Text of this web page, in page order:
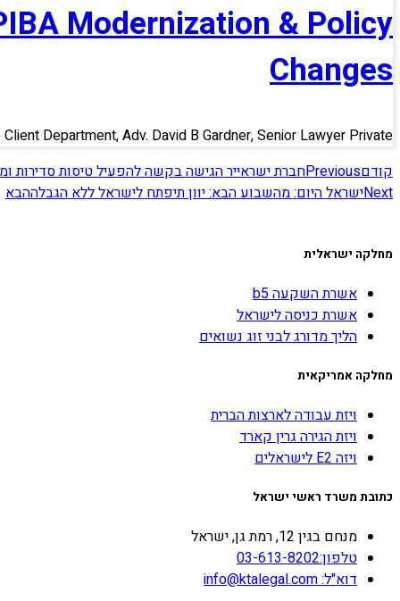
Modernization & Policy
Changes
Department, Adv. David B Gardner, Senior Lawyer Private
קודםPreviousחברת ישראייר הגישה בקשה להפעיל טיסות סדירות
Nextישראל היום: מהשבוע הבא: יוון תיפתח לישראל ללא הגבלההבא
מחלקה ישראלית
אשרת השקעה b5
אשרת כניסה לישראל
הליך מדורג לבני זוג נשואים
מחלקה אמריקאית
ויזת עבודה לארצות הברית
ויזת הגירה גרין קארד
ויזה E2 לישראלים
כתובת משרד ראשי ישראל
מנחם בגין 12, רמת גן, ישראל
טלפון:03-613-8202
דוא"ל: info@ktalegal.com